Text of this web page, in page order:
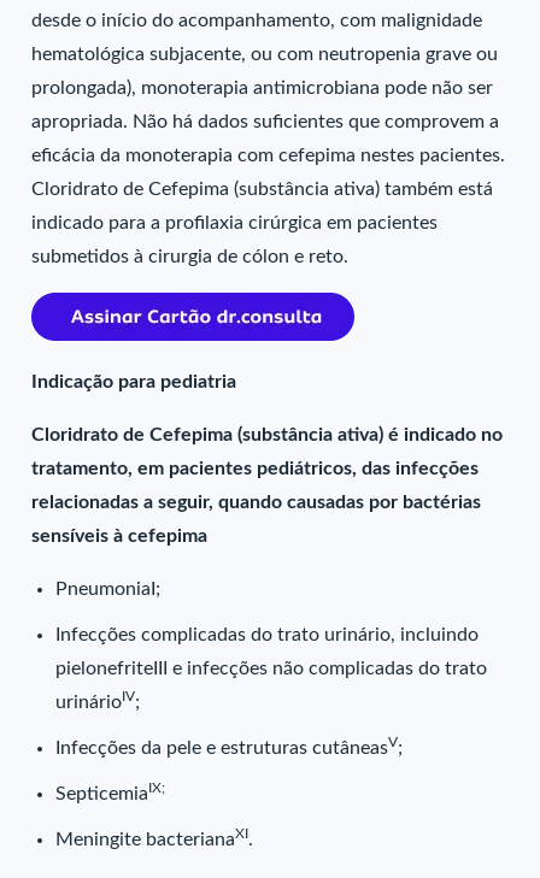
desde o início do acompanhamento, com malignidade
hematológica subjacente, ou com neutropenia grave ou
prolongada), monoterapia antimicrobiana pode não ser
apropriada. Não há dados suficientes que comprovem a
eficácia da monoterapia com cefepima nestes pacientes.
Cloridrato de Cefepima (substância ativa) também está
indicado para a profilaxia cirúrgica em pacientes
submetidos à cirurgia de cólon e reto.
Indicação para pediatria
Cloridrato de Cefepima (substância ativa) é indicado no
tratamento, em pacientes pediátricos, das infecções
relacionadas a seguir, quando causadas por bactérias
sensíveis à cefepima
PneumoniaI;
Infecções complicadas do trato urinário, incluindo
pielonefriteIII e infecções não complicadas do trato
urinárioIV;
Infecções da pele e estruturas cutâneasV;
SepticemiaIX;
Meningite bacterianaXI.